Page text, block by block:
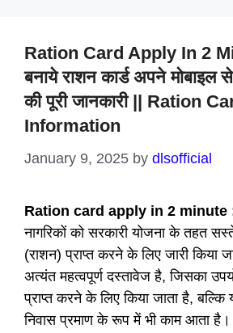
Ration Card Apply In 2
बनाये राशन कार्ड अपने मोबाइल
की पूरी जानकारी || Ration
Information
January 9, 2025 by dlsofficial
Ration card apply in 2 minute
नागरिकों को सरकारी योजना के तहत सस्ते
(राशन) प्राप्त करने के लिए जारी किया
अत्यंत महत्वपूर्ण दस्तावेज है, जिसका
प्राप्त करने के लिए किया जाता है,
निवास प्रमाण के रूप में भी काम आता है।